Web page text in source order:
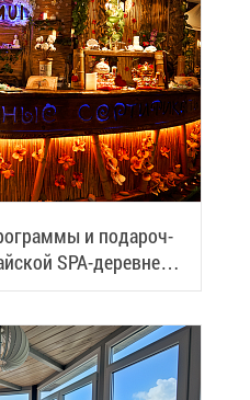
и по­да­роч­
SPA-де­ревне